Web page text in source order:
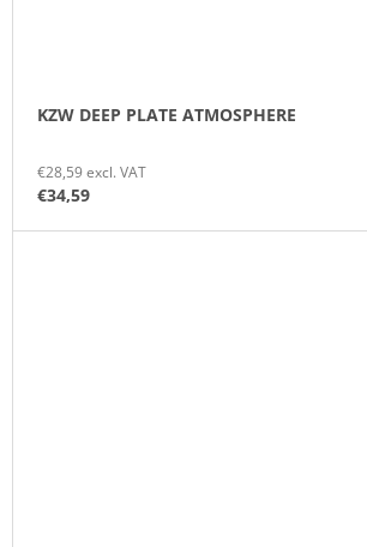
KZW DEEP PLATE ATMOSPHERE
€28,59 excl. VAT
€34,59